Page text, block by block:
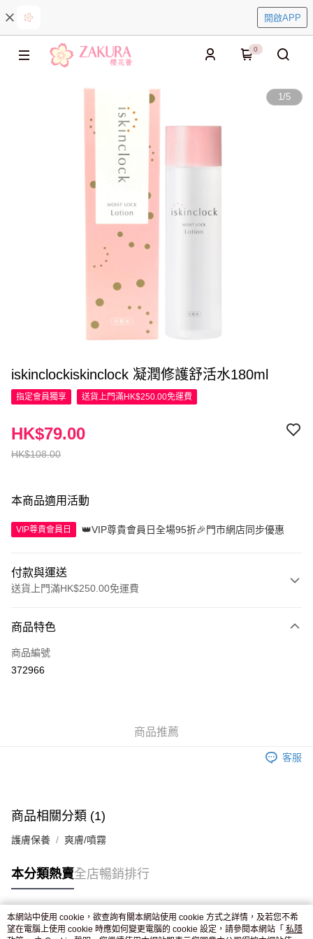
開啟APP
0
1/5
iskinclockiskinclock 凝潤修護舒活水180ml
指定會員獨享 送貨上門滿HK$250.00免運費
HK$108.00
HK$79.00
本商品適用活動
VIP尊貴會員日 👑VIP尊貴會員日全場95折🎉門市網店同步優惠
付款與運送
送貨上門滿HK$250.00免運費
信用卡
Apple Pay
付款後門市自取，訂單確認後2-4個工作天到店，7天內取。逾期後
商品特色
商品編號
372966
商品推薦
客服
商品相關分類 (1)
護膚保養 爽膚/噴霧
本分類熱賣全店暢銷排行
熱門標籤
本網站中使用 cookie，欲查詢有關本網站使用 cookie 方式之詳情，及若您不希
望在電腦上使用 cookie 時應如何變更電腦的 cookie 設定，請參閱本網站「 私隱